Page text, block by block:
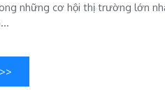
những cơ hội thị trường lớn